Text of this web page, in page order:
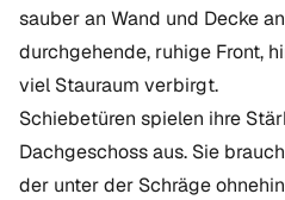
sauber an Wand und Decke
durchgehende, ruhige Front,
viel Stauraum verbirgt.
Schiebetüren spielen ihre
Dachgeschoss aus. Sie
der unter der Schräge